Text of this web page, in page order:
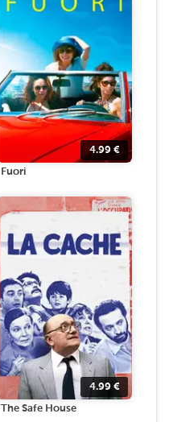
4.99 €
Fuori
4.99 €
The Safe House